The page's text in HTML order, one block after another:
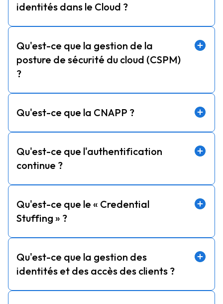
identités dans le Cloud ?
Qu'est-ce que la gestion de la
posture de sécurité du cloud (CSPM)
?
Qu'est-ce que la CNAPP ?
Qu'est-ce que l'authentification
continue ?
Qu'est-ce que le « Credential
Stuffing » ?
Qu'est-ce que la gestion des
identités et des accès des clients ?